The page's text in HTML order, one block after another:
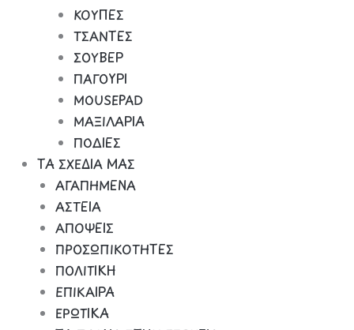
ΚΟΥΠΕΣ
ΤΣΑΝΤΕΣ
ΣΟΥΒΕΡ
ΠΑΓΟΥΡΙ
MOUSEPAD
ΜΑΞΙΛΑΡΙΑ
ΠΟΔΙΕΣ
ΤΑ ΣΧΕΔΙΑ ΜΑΣ
ΑΓΑΠΗΜΕΝΑ
ΑΣΤΕΙΑ
ΑΠΟΨΕΙΣ
ΠΡΟΣΩΠΙΚΟΤΗΤΕΣ
ΠΟΛΙΤΙΚΗ
ΕΠΙΚΑΙΡΑ
ΕΡΩΤΙΚΑ